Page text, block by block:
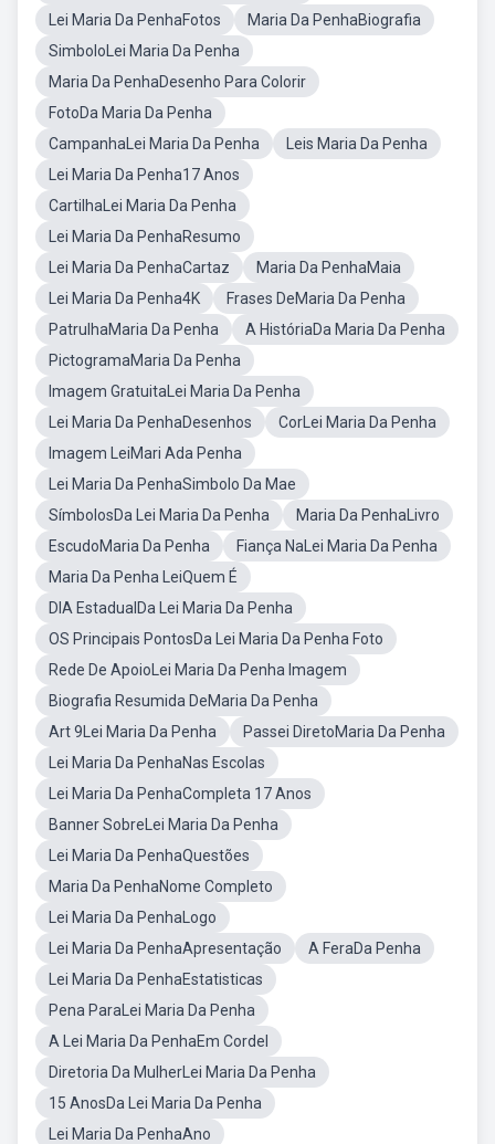
Lei Maria Da PenhaFotos
Maria Da PenhaBiografia
SimboloLei Maria Da Penha
Maria Da PenhaDesenho Para Colorir
FotoDa Maria Da Penha
CampanhaLei Maria Da Penha
Leis Maria Da Penha
Lei Maria Da Penha17 Anos
CartilhaLei Maria Da Penha
Lei Maria Da PenhaResumo
Lei Maria Da PenhaCartaz
Maria Da PenhaMaia
Lei Maria Da Penha4K
Frases DeMaria Da Penha
PatrulhaMaria Da Penha
A HistóriaDa Maria Da Penha
PictogramaMaria Da Penha
Imagem GratuitaLei Maria Da Penha
Lei Maria Da PenhaDesenhos
CorLei Maria Da Penha
Imagem LeiMari Ada Penha
Lei Maria Da PenhaSimbolo Da Mae
SímbolosDa Lei Maria Da Penha
Maria Da PenhaLivro
EscudoMaria Da Penha
Fiança NaLei Maria Da Penha
Maria Da Penha LeiQuem É
DIA EstadualDa Lei Maria Da Penha
OS Principais PontosDa Lei Maria Da Penha Foto
Rede De ApoioLei Maria Da Penha Imagem
Biografia Resumida DeMaria Da Penha
Art 9Lei Maria Da Penha
Passei DiretoMaria Da Penha
Lei Maria Da PenhaNas Escolas
Lei Maria Da PenhaCompleta 17 Anos
Banner SobreLei Maria Da Penha
Lei Maria Da PenhaQuestões
Maria Da PenhaNome Completo
Lei Maria Da PenhaLogo
Lei Maria Da PenhaApresentação
A FeraDa Penha
Lei Maria Da PenhaEstatisticas
Pena ParaLei Maria Da Penha
A Lei Maria Da PenhaEm Cordel
Diretoria Da MulherLei Maria Da Penha
15 AnosDa Lei Maria Da Penha
Lei Maria Da PenhaAno